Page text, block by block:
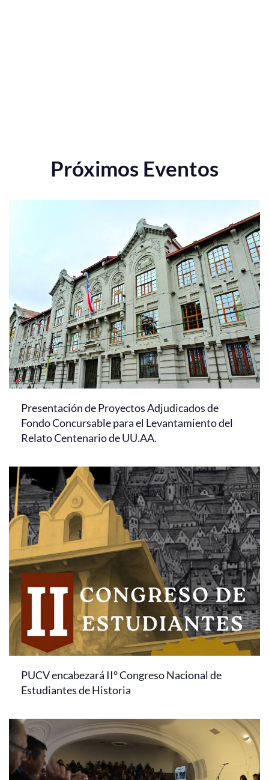
Próximos Eventos
Presentación de Proyectos Adjudicados de
Fondo Concursable para el Levantamiento del
Relato Centenario de UU.AA.
PUCV encabezará II° Congreso Nacional de
Estudiantes de Historia